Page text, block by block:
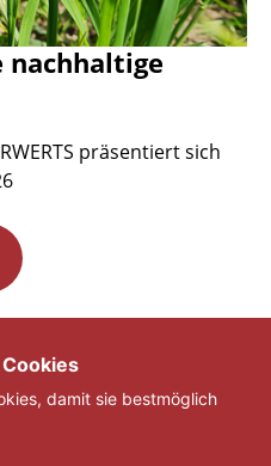
nachhaltige
präsentiert sich
damit sie bestmöglich